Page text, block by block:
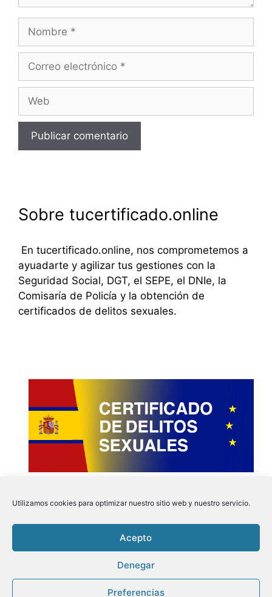
Utilizamos cookies para optimizar nuestro sitio web y nuestro servicio.
Acepto
Denegar
Preferencias
electrónico
Sobre tucertificado.online
En tucertificado.online, nos comprometemos a
ayuadarte y agilizar tus gestiones con la
Seguridad Social, DGT, el SEPE, el DNIe, la
Comisaría de Policía y la obtención de
certificados de delitos sexuales.
Instagram